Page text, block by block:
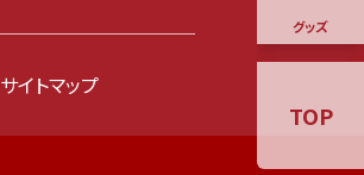
グッズ
TOP
サイトマップ